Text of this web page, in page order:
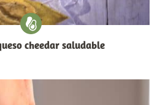
cheedar saludable